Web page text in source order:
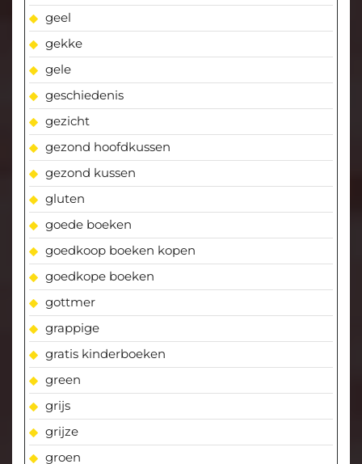
geel
gekke
gele
geschiedenis
gezicht
gezond hoofdkussen
gezond kussen
gluten
goede boeken
goedkoop boeken kopen
goedkope boeken
gottmer
grappige
gratis kinderboeken
green
grijs
grijze
groen